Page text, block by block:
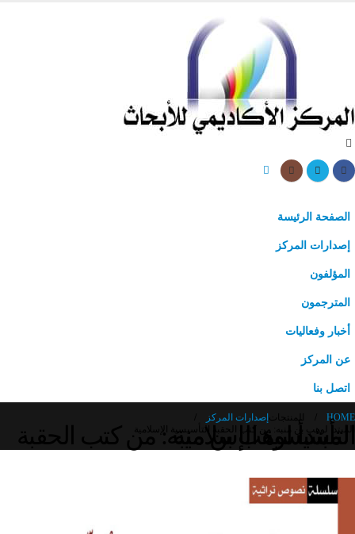
الصفحة الرئيسة
إصدارات المركز
المؤلفون
المترجمون
أخبار وفعاليات
عن المركز
اتصل بنا
HOME
إصدارات المركز